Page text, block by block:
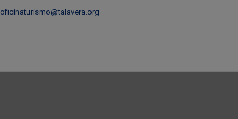
oficinaturismo@talavera.org